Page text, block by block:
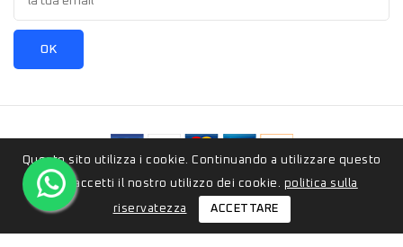
Questo sito utilizza i cookie. Continuando a utilizzare questo
sito, accetti il ​​nostro utilizzo dei cookie. politica sulla
riservatezza ACCETTARE
© 2026 - ZeroSedici.eu è un marchio appartenete al gruppo
Italyon Srls. Tutti i diritti riservati.